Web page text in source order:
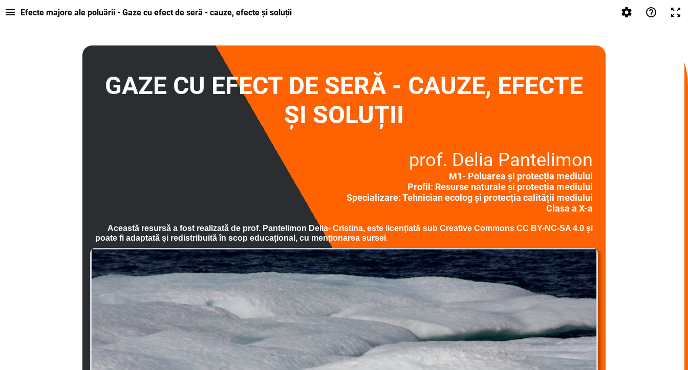
Efecte majore ale poluării - Gaze cu efect de seră - cauze, efecte și soluții
GAZE CU EFECT DE SERĂ - CAUZE, EFECTE
ȘI SOLUȚII
prof. Delia Pantelimon
M1- Poluarea și protecția mediului
Profil: Resurse naturale și protecția mediului
Specializare: Tehnician ecolog și protecția calității mediului
Clasa a X-a
Această resursă a fost realizată de prof. Pantelimon Delia- Cristina, este licențiată sub Creative Commons CC BY-NC-SA 4.0 și
poate fi adaptată și redistribuită în scop educațional, cu menționarea sursei